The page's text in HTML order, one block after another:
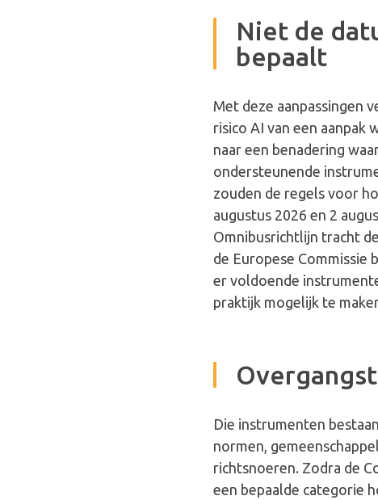
Niet de
bepaalt
Met deze aanpassingen
risico AI van een aanpak
naar een benadering
ondersteunende
zouden de regels voor
augustus 2026 en 2
Omnibusrichtlijn tracht
de Europese
er voldoende
praktijk mogelijk te
Die instrumenten
normen,
richtsnoeren. Zodra de
een bepaalde categorie